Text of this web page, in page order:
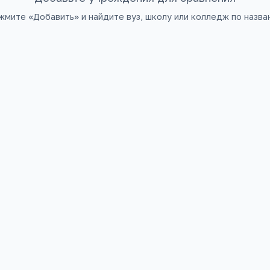
«Добавить» и найдите вуз, школу или колледж по